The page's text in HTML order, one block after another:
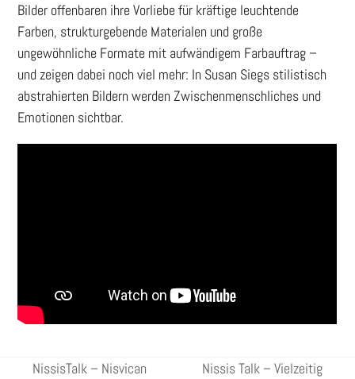
Bilder offenbaren ihre Vorliebe für kräftige leuchtende
Farben, strukturgebende Materialen und große
ungewöhnliche Formate mit aufwändigem Farbauftrag –
und zeigen dabei noch viel mehr: In Susan Siegs stilistisch
abstrahierten Bildern werden Zwischenmenschliches und
Emotionen sichtbar.
NissisTalk – Nisvican
Nissis Talk – Vielzeitig